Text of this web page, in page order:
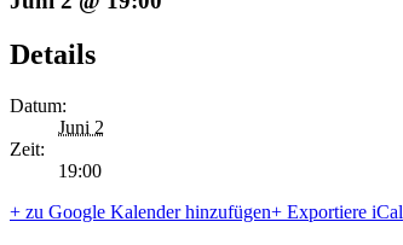
Details
Datum:
Juni 2
Zeit:
19:00
+ zu Google Kalender hinzufügen+ Exportiere iCal